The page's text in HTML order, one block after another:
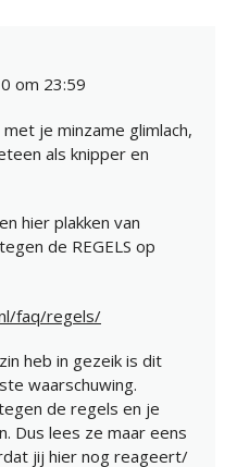
om 23:59
je minzame glimlach,
als knipper en
hier plakken van
de REGELS op
faq/regels/
heb in gezeik is dit
waarschuwing.
de regels en je
Dus lees ze maar eens
jij hier nog reageert/